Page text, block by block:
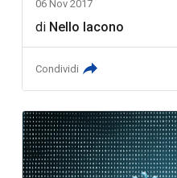
06 Nov 2017
di Nello Iacono
Condividi